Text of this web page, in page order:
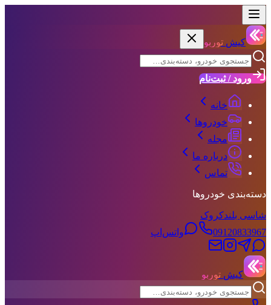
کیش توربو
ورود / ثبت‌نام
خانه
خودروها
مجله
درباره ما
تماس
دسته‌بندی خودروها
شاسی بلندکروک
09120833967
واتس‌اپ
کیش توربو